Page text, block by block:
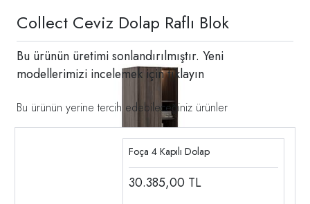
Collect Ceviz Dolap Raflı Blok
Bu ürünün üretimi sonlandırılmıştır. Yeni
modellerimizi incelemek içintıklayın
Bu ürünün yerine tercih edebileceğiniz ürünler
Foça 4 Kapılı Dolap
30.385,00 TL